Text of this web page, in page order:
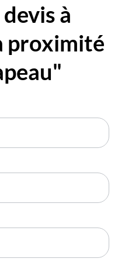
à
proximité